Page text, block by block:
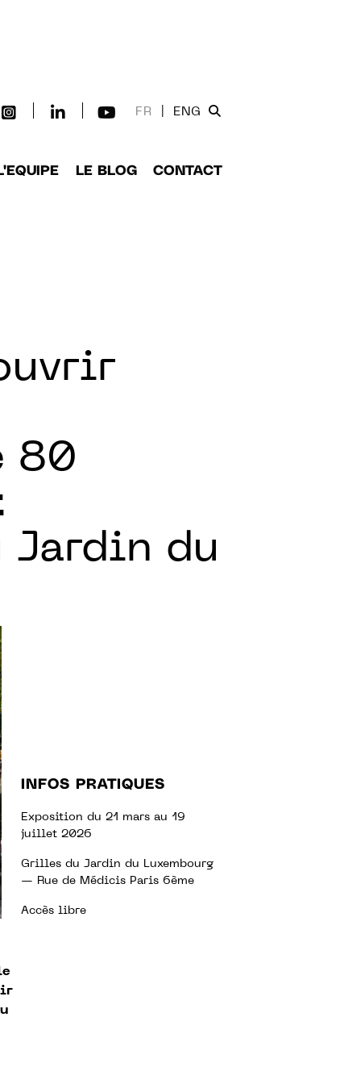
FR ENG
LE BLOG CONTACT
80
du
INFOS PRATIQUES
Exposition du 21 mars au 19
juillet 2026
Grilles du Jardin du Luxembourg
— Rue de Médicis Paris 6ème
Accès libre